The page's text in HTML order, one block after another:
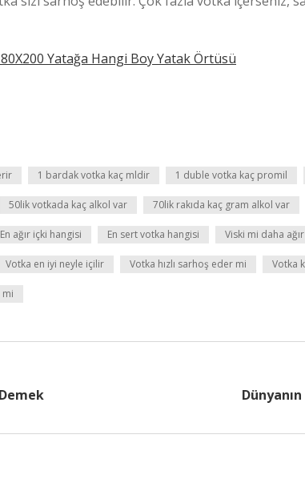
Yatağa Hangi Boy Yatak Örtüsü
1 bardak votka kaç mldir 1 duble votka kaç promil
50lik votkada kaç alkol var 70lik rakıda kaç gram alkol var
En ağır içki hangisi En sert votka hangisi Viski mi daha
Votka en iyi neyle içilir Votka hızlı sarhoş eder mi Votka